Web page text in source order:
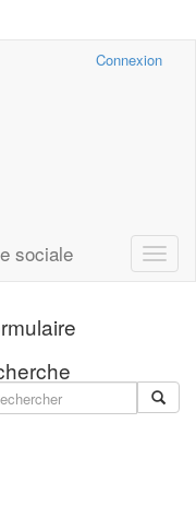
Connexion
sociale
Toggle